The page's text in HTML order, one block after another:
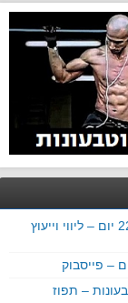
אתגר טבעונות ל-22 יום – ליווי וייעוץ
– פייסבוק
– תפוז